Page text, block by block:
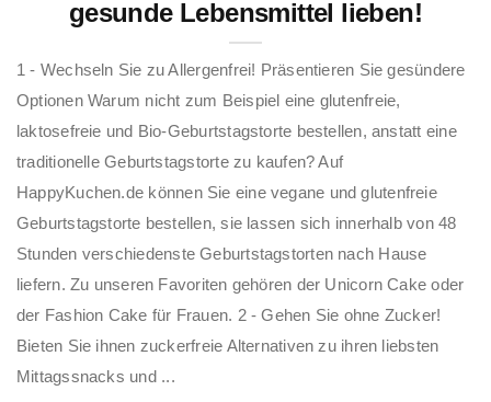
gesunde Lebensmittel lieben!
1 - Wechseln Sie zu Allergenfrei! Präsentieren Sie gesündere
Optionen Warum nicht zum Beispiel eine glutenfreie,
laktosefreie und Bio-Geburtstagstorte bestellen, anstatt eine
traditionelle Geburtstagstorte zu kaufen? Auf
HappyKuchen.de können Sie eine vegane und glutenfreie
Geburtstagstorte bestellen, sie lassen sich innerhalb von 48
Stunden verschiedenste Geburtstagstorten nach Hause
liefern. Zu unseren Favoriten gehören der Unicorn Cake oder
der Fashion Cake für Frauen. 2 - Gehen Sie ohne Zucker!
Bieten Sie ihnen zuckerfreie Alternativen zu ihren liebsten
Mittagssnacks und ...